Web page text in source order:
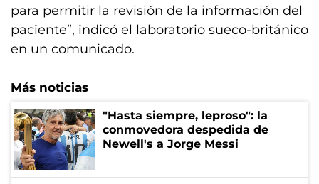
para permitir la revisión de la información del
paciente”, indicó el laboratorio sueco-británico
en un comunicado.
Más noticias
"Hasta siempre, leproso": la
conmovedora despedida de
Newell's a Jorge Messi